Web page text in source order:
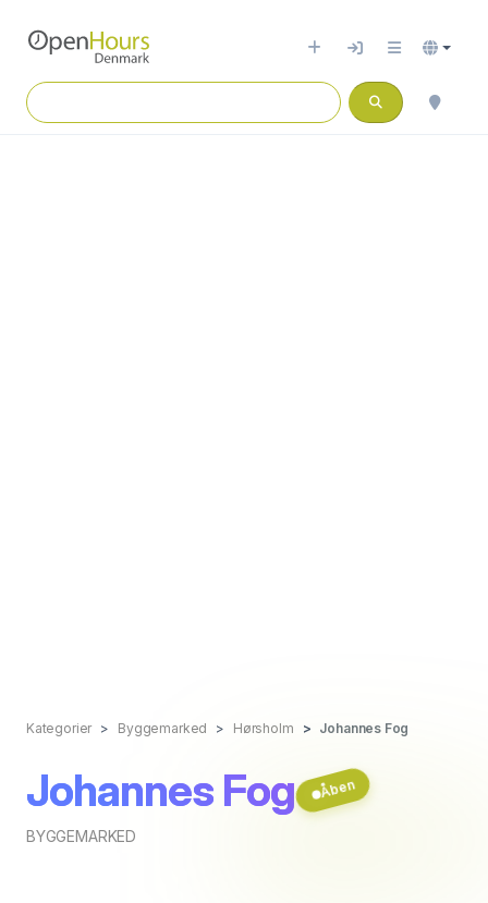
Kategorier Byggemarked Hørsholm Johannes Fog
Johannes Fog
BYGGEMARKED
Åben